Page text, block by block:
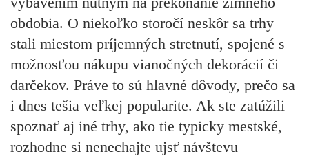
obdobia. O niekoľko storočí neskôr sa trhy
stali miestom príjemných stretnutí, spojené s
možnosťou nákupu vianočných dekorácií či
darčekov. Práve to sú hlavné dôvody, prečo sa
i dnes tešia veľkej popularite. Ak ste zatúžili
spoznať aj iné trhy, ako tie typicky mestské,
rozhodne si nenechajte ujsť návštevu